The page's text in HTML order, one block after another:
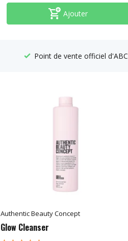
Ajouter
Point de vente officiel d'ABC
Authentic Beauty Concept
Glow Cleanser